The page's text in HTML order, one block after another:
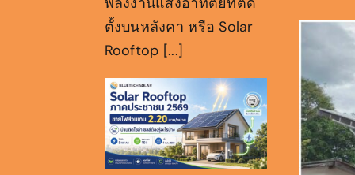
ตั้งบนหลังคา หรือ Solar
Rooftop [...]